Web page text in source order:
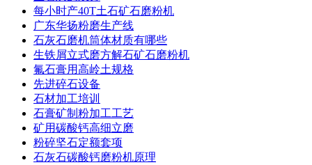
每小时产40T土石矿石磨粉机
广东华扬粉磨生产线
石灰石磨机筒体材质有哪些
生铁屑立式磨方解石矿石磨粉机
氟石膏用高岭土规格
先进碎石设备
石材加工培训
石膏矿制粉加工工艺
矿用碳酸钙高细立磨
粉碎坚石定额套项
石灰石碳酸钙磨粉机原理